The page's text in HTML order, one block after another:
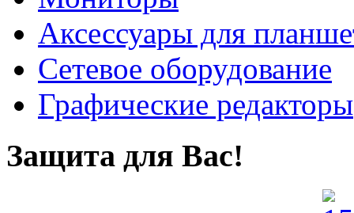
Аксессуары для
Сетевое оборудование
Графические редакторы
Защита для Вас!